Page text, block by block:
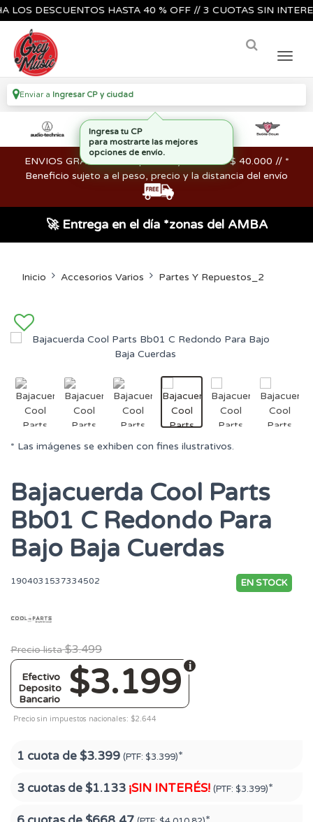
DESCUENTOS HASTA 40 % OFF // 3 CUOTAS SIN
Enviar a Ingresar CP y ciudad
ENVIOS GRATIS en compras mayores a los $ 40.000 // *
Beneficio sujeto a el peso, precio y la distancia del envío
🚀 Entrega en el día *zonas del AMBA
Inicio Accesorios Varios Partes Y Repuestos_2
* Las imágenes se exhiben con fines ilustrativos.
Bajacuerda Cool Parts
Bb01 C Redondo Para
Bajo Baja Cuerdas
1904031537334502 EN STOCK
Precio lista $3.499
$3.199
Efectivo
Deposito
Bancario
Precio sin impuestos nacionales: $2.644
1 cuota de$3.399 (PTF: $3.399)*
3 cuotas de$1.133 ¡SIN INTERÉS! (PTF: $3.399)*